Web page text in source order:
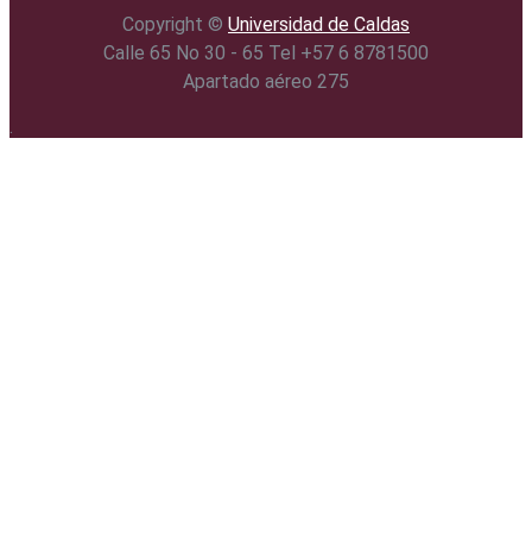
Copyright ©️ Universidad de Caldas
Calle 65 No 30 - 65 Tel +57 6 8781500
Apartado aéreo 275